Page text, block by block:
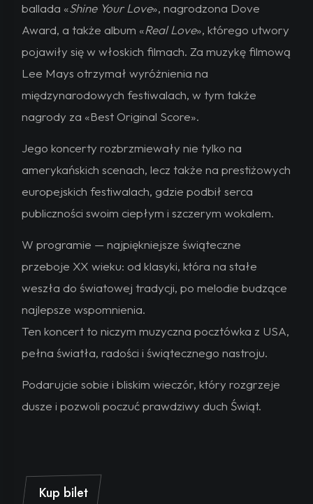
ballada «Shine Your Love», nagrodzona Dove
Award, a także album «Real Love», którego utwory
pojawiły się w włoskich filmach. Za muzykę filmową
Lee Mays otrzymał wyróżnienia na
międzynarodowych festiwalach, w tym także
nagrody za «Best Original Score».
Jego koncerty rozbrzmiewały nie tylko na
amerykańskich scenach, lecz także na prestiżowych
europejskich festiwalach, gdziepodbił serca
publiczności swoim ciepłym i szczerym wokalem.
W programie —najpiękniejsze świąteczne
przeboje XX wieku: od klasyki, która na stałe
weszła do światowej tradycji, po melodie budzące
najlepsze wspomnienia.
Ten koncert to niczymmuzyczna pocztówka z USA,
pełna światła, radości i świątecznego nastroju.
Podarujcie sobie i bliskim wieczór, który rozgrzeje
dusze i pozwoli poczuć prawdziwy duch Świąt.
Kup bilet